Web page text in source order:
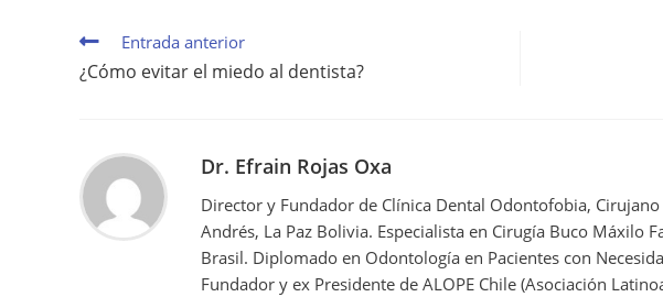
Entrada anterior
¿Cómo evitar el miedo al dentista?
Dr. Efrain Rojas Oxa
Director y Fundador de Clínica Dental Odontofobia,
Andrés, La Paz Bolivia. Especialista en Cirugía Buco Máxilo
Brasil. Diplomado en Odontología en Pacientes con
Fundador y ex Presidente de ALOPE Chile (Asociación